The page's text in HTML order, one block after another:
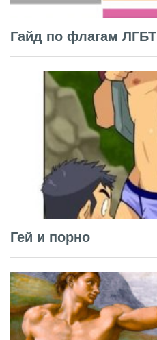
Гайд по флагам
Гей и порно